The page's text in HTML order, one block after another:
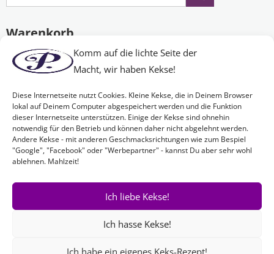
Komm auf die lichte Seite der
Macht, wir haben Kekse!
Diese Internetseite nutzt Cookies. Kleine Kekse, die in Deinem Browser
lokal auf Deinem Computer abgespeichert werden und die Funktion
dieser Internetseite unterstützen. Einige der Kekse sind ohnehin
notwendig für den Betrieb und können daher nicht abgelehnt werden.
Andere Kekse - mit anderen Geschmacksrichtungen wie zum Bespiel
"Google", "Facebook" oder "Werbepartner" - kannst Du aber sehr wohl
ablehnen. Mahlzeit!
Ich liebe Kekse!
Ich hasse Kekse!
Ich habe ein eigenes Keks-Rezept!
Warenkorb
Es befinden sich keine Produkte im Warenkorb.
Nichts Passendes gefunden?
Wenn Sie nach etwas Bestimmtem suchen oder gerne ein Produkt
Ihren Wünschen entsprechend anfertigen lassen möchten,
einfach!